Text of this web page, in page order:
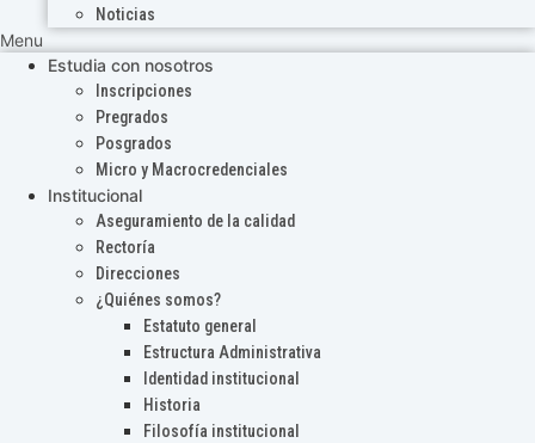
Noticias
Menu
Estudia con nosotros
Inscripciones
Pregrados
Posgrados
Micro y Macrocredenciales
Institucional
Aseguramiento de la calidad
Rectoría
Direcciones
¿Quiénes somos?
Estatuto general
Estructura Administrativa
Identidad institucional
Historia
Filosofía institucional